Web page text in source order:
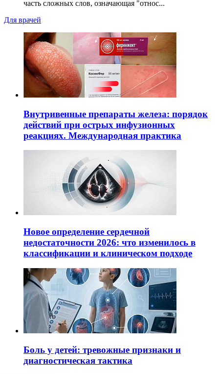
часть сложных слов, означающая "относ...
Для врачей
Внутривенные препараты железа: порядок
действий при острых инфузионных
реакциях. Международная практика
Новое определение сердечной
недостаточности 2026: что изменилось в
классификации и клиническом подходе
Боль у детей: тревожные признаки и
диагностическая тактика